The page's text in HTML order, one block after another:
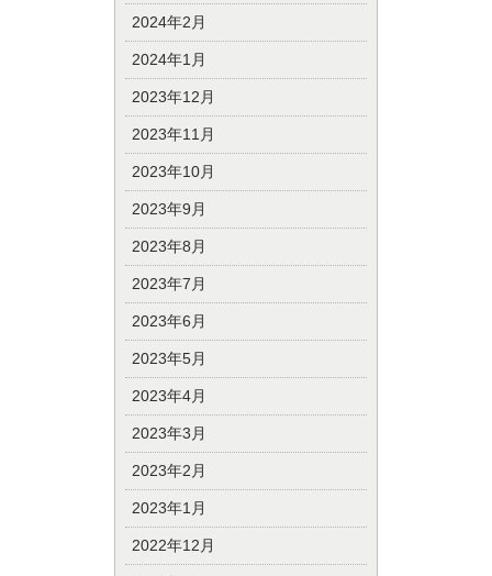
2024年2月
2024年1月
2023年12月
2023年11月
2023年10月
2023年9月
2023年8月
2023年7月
2023年6月
2023年5月
2023年4月
2023年3月
2023年2月
2023年1月
2022年12月